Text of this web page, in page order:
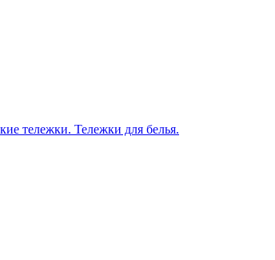
тележки. Тележки для белья.